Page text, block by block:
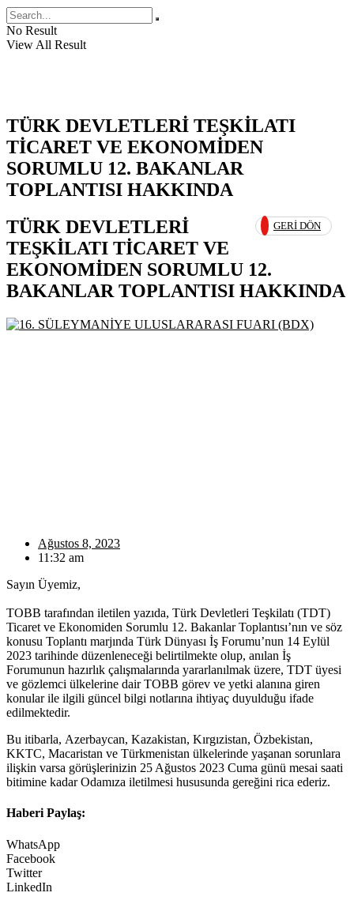
No Result
View All Result
TÜRK DEVLETLERİ TEŞKİLATI
TİCARET VE EKONOMİDEN
SORUMLU 12. BAKANLAR
TOPLANTISI HAKKINDA
GERI DÖN
TÜRK DEVLETLERİ
TEŞKİLATI TİCARET VE
EKONOMİDEN SORUMLU 12.
BAKANLAR TOPLANTISI HAKKINDA
Ağustos 8, 2023
11:32 am
Sayın Üyemiz,
TOBB tarafından iletilen yazıda, Türk Devletleri Teşkilatı (TDT)
Ticaret ve Ekonomiden Sorumlu 12. Bakanlar Toplantısı’nın ve söz
konusu Toplantı marjında Türk Dünyası İş Forumu’nun 14 Eylül
2023 tarihinde düzenleneceği belirtilmekte olup, anılan İş
Forumunun hazırlık çalışmalarında yararlanılmak üzere, TDT üyesi
ve gözlemci ülkelerine dair TOBB görev ve yetki alanına giren
konular ile ilgili güncel bilgi notlarına ihtiyaç duyulduğu ifade
edilmektedir.
Bu itibarla, Azerbaycan, Kazakistan, Kırgızistan, Özbekistan,
KKTC, Macaristan ve Türkmenistan ülkelerinde yaşanan sorunlara
ilişkin varsa görüşlerinizin 25 Ağustos 2023 Cuma günü mesai saati
bitimine kadar Odamıza iletilmesi hususunda gereğini rica ederiz.
Haberi Paylaş:
WhatsApp
Facebook
Twitter
LinkedIn